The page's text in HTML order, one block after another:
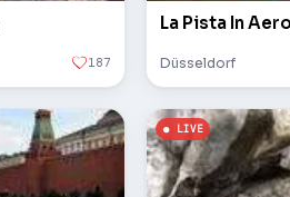
187
La Pista In
Düsseldorf